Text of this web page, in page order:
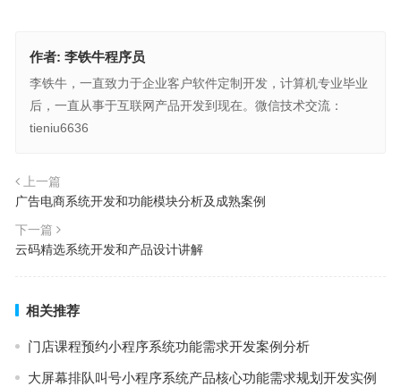
作者: 李铁牛程序员
李铁牛，一直致力于企业客户软件定制开发，计算机专业毕业
后，一直从事于互联网产品开发到现在。微信技术交流：
tieniu6636
上一篇
广告电商系统开发和功能模块分析及成熟案例
下一篇
云码精选系统开发和产品设计讲解
相关推荐
门店课程预约小程序系统功能需求开发案例分析
大屏幕排队叫号小程序系统产品核心功能需求规划开发实例